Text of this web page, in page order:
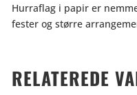
Hurraflag i papir er
fester og større
RELATEREDE